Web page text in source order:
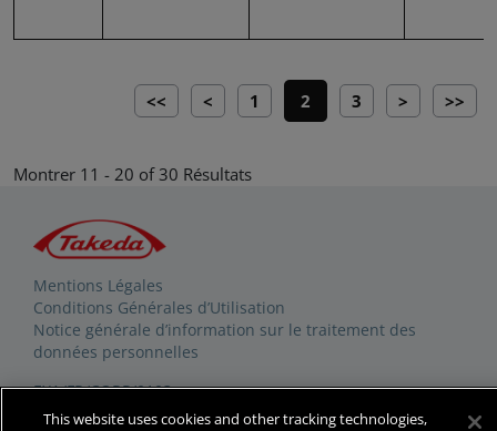
Pagination
First page
<< Previous page
< Page
1 Current page
2 Page
3 Next page
> Last
>>
Montrer 11 - 20 of 30 Résultats
Mentions Légales
Conditions Générales d’Utilisation
Notice générale d’information sur le traitement des
données personnelles
EXA/FR/CORP/0103
This website uses cookies and other tracking technologies,